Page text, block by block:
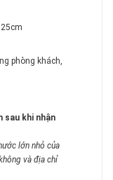
phòng khách,
sau khi nhận
lớn nhỏ của
và địa chỉ